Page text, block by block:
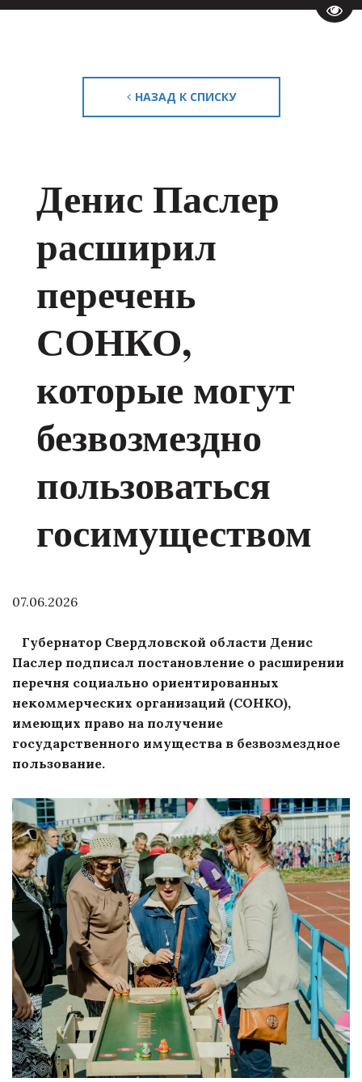
НАЗАД К СПИСКУ
Денис Паслер
расширил
перечень
СОНКО,
которые могут
безвозмездно
пользоваться
госимуществом
07.06.2026
Губернатор Свердловской области Денис
Паслер подписал постановление о расширении
перечня социально ориентированных
некоммерческих организаций (СОНКО),
имеющих право на получение
государственного имущества в безвозмездное
пользование.